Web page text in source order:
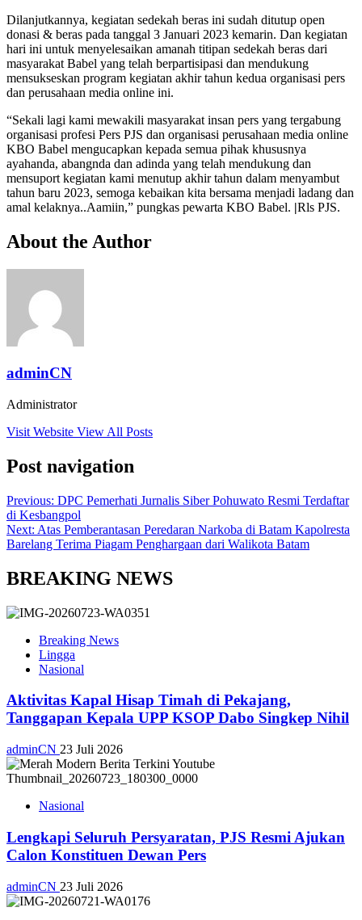
Dilanjutkannya, kegiatan sedekah beras ini sudah ditutup open
donasi & beras pada tanggal 3 Januari 2023 kemarin. Dan kegiatan
hari ini untuk menyelesaikan amanah titipan sedekah beras dari
masyarakat Babel yang telah berpartisipasi dan mendukung
mensukseskan program kegiatan akhir tahun kedua organisasi pers
dan perusahaan media online ini.
“Sekali lagi kami mewakili masyarakat insan pers yang tergabung
organisasi profesi Pers PJS dan organisasi perusahaan media online
KBO Babel mengucapkan kepada semua pihak khususnya
ayahanda, abangnda dan adinda yang telah mendukung dan
mensuport kegiatan kami menutup akhir tahun dalam menyambut
tahun baru 2023, semoga kebaikan kita bersama menjadi ladang dan
amal kelaknya..Aamiin,” pungkas pewarta KBO Babel. |Rls PJS.
About the Author
adminCN
Administrator
Visit Website View All Posts
Post navigation
Previous: DPC Pemerhati Jurnalis Siber Pohuwato Resmi Terdaftar
di Kesbangpol
Next: Atas Pemberantasan Peredaran Narkoba di Batam Kapolresta
Barelang Terima Piagam Penghargaan dari Walikota Batam
BREAKING NEWS
Breaking News
Lingga
Nasional
Aktivitas Kapal Hisap Timah di Pekajang,
Tanggapan Kepala UPP KSOP Dabo Singkep Nihil
adminCN 23 Juli 2026
Nasional
Lengkapi Seluruh Persyaratan, PJS Resmi Ajukan
Calon Konstituen Dewan Pers
adminCN 23 Juli 2026